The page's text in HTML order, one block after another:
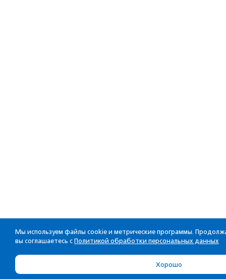
Мы используем файлы cookie и метрические программы.
вы соглашаетесь с Политикой обработки персональных данных
Хорошо